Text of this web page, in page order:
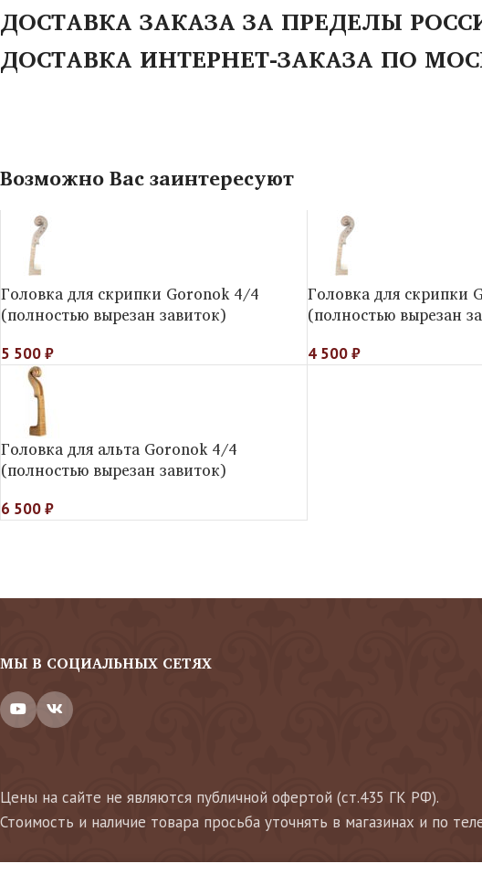
ДОСТАВКА ЗАКАЗА ЗА ПРЕДЕЛЫ
ДОСТАВКА ИНТЕРНЕТ-ЗАКАЗА ПО
Возможно Вас заинтересуют
Головка для скрипки Goronok 4/4
(полностью вырезан завиток)
5 500₽
Головка для скрипки
(полностью вырезан
4 500₽
Головка для альта Goronok 4/4
(полностью вырезан завиток)
6 500₽
МЫ В СОЦИАЛЬНЫХ СЕТЯХ
Цены на сайте не являются публичной офертой (ст.435 ГК РФ).
Стоимость и наличие товара просьба уточнять в магазинах и по